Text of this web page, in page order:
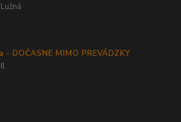
DOČASNE MIMO PREVÁDZKY